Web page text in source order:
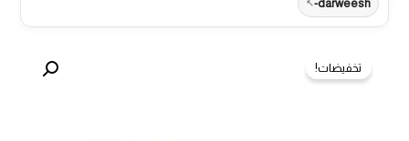
darweesh-
تخفيضات!